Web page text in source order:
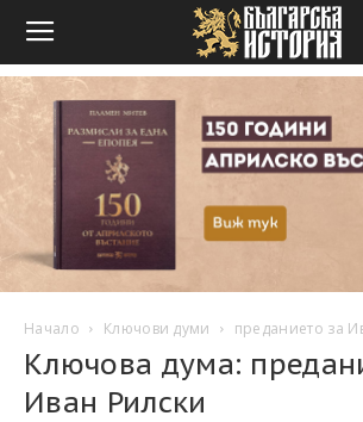
Начало Ключови думи преданието за
Ключова дума:
Иван Рилски